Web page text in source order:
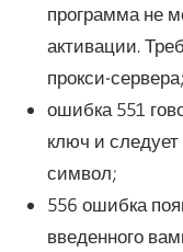
программа не
активации.
прокси-сервера;
ошибка 551
ключ и
символ;
556 ошибка
введенного